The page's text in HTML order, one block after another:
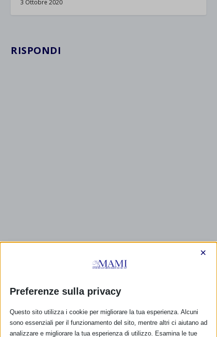
3 Ottobre 2020
RISPONDI
CALENDARIO EVENTI
Non ci sono eventi
Preferenze sulla privacy
×
Questo sito utilizza i cookie per migliorare la tua esperienza. Alcuni
sono essenziali per il funzionamento del sito, mentre altri ci aiutano ad
analizzare e migliorare la tua esperienza di utilizzo. Esamina le tue